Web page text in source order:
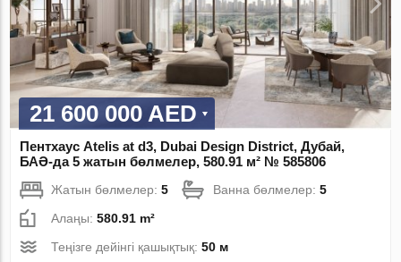
21 600 000 AED
Пентхаус Atelis at d3, Dubai Design District, Дубай,
БАӘ-да 5 жатын бөлмелер, 580.91 м² № 585806
Жатын бөлмелер:5 Ванна бөлмелер:5
Алаңы:580.91 m²
Теңізге дейінгі қашықтық:50 м